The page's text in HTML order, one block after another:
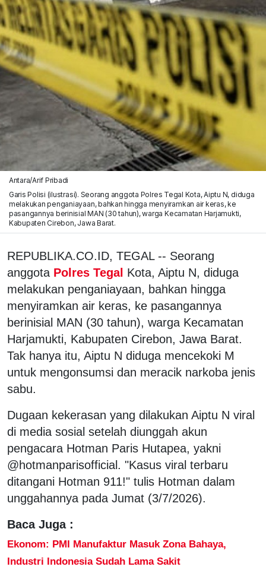
Antara/Arif Pribadi
Garis Polisi (ilustrasi). Seorang anggota Polres Tegal Kota, Aiptu N, diduga
melakukan penganiayaan, bahkan hingga menyiramkan air keras, ke
pasangannya berinisial MAN (30 tahun), warga Kecamatan Harjamukti,
Kabupaten Cirebon, Jawa Barat.
REPUBLIKA.CO.ID, TEGAL -- Seorang
anggota Polres Tegal Kota, Aiptu N, diduga
melakukan penganiayaan, bahkan hingga
menyiramkan air keras, ke pasangannya
berinisial MAN (30 tahun), warga Kecamatan
Harjamukti, Kabupaten Cirebon, Jawa Barat.
Tak hanya itu, Aiptu N diduga mencekoki M
untuk mengonsumsi dan meracik narkoba jenis
sabu.
Dugaan kekerasan yang dilakukan Aiptu N viral
di media sosial setelah diunggah akun
pengacara Hotman Paris Hutapea, yakni
@hotmanparisofficial. "Kasus viral terbaru
ditangani Hotman 911!" tulis Hotman dalam
unggahannya pada Jumat (3/7/2026).
Baca Juga :
Ekonom: PMI Manufaktur Masuk Zona Bahaya,
Industri Indonesia Sudah Lama Sakit